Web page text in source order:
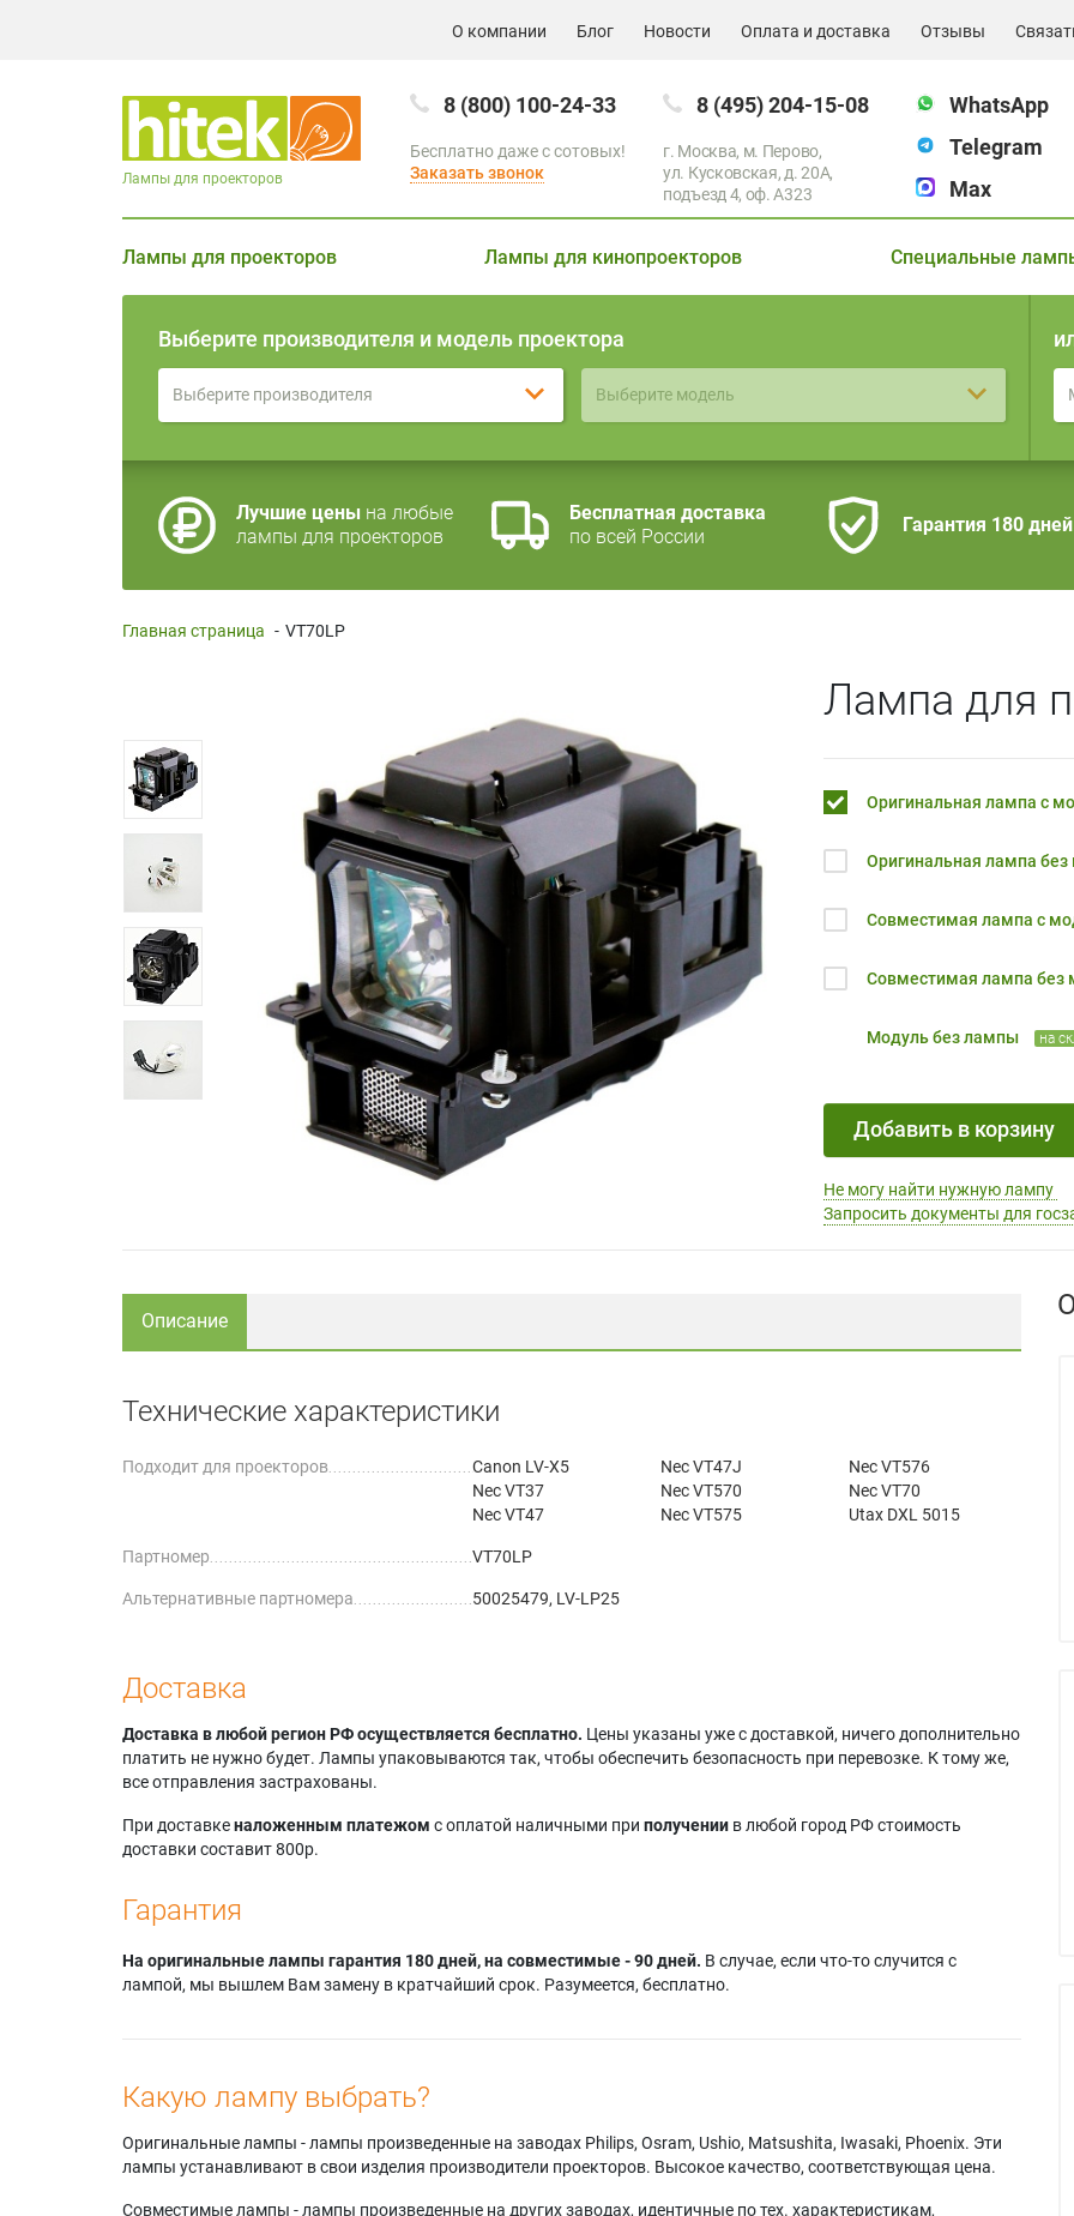
О компании Блог Новости Оплата и доставка Отзывы
8 (800) 100-24-33
Бесплатно даже с сотовых!
Заказать звонок
8 (495) 204-15-08
г. Москва, м. Перово,
ул. Кусковская, д. 20А,
подъезд 4, оф. A323
WhatsApp
Telegram
Max
Лампы для проекторов
Лампы для проекторов Лампы для кинопроекторов Специальные
Выберите производителя и модель проектора
Выберите производителя Выберите модель
Лучшие цены на любые
лампы для проекторов
Бесплатная доставка
по всей России
Гарантия 180 дней
Главная страница - VT70LP
Лампа для
Оригинальная лампа с
Оригинальная лампа без
Совместимая лампа с
Совместимая лампа без
Модуль без лампы на
Добавить в корзину
Не могу найти нужную лампу
Запросить документы для
Описание
Технические характеристики
Подходит для проекторов
Canon LV-X5
Nec VT37
Nec VT47
Nec VT47J
Nec VT570
Nec VT575
Nec VT576
Nec VT70
Utax DXL 5015
Партномер VT70LP
Альтернативные партномера 50025479, LV-LP25
Доставка
Доставка в любой регион РФ осуществляется бесплатно. Цены указаны уже с доставкой, ничего дополнительно
платить не нужно будет. Лампы упаковываются так, чтобы обеспечить безопасность при перевозке. К тому же,
все отправления застрахованы.
При доставкеналоженным платежом с оплатой наличными при получении в любой город РФ стоимость
доставки составит 800р.
Гарантия
На оригинальные лампы гарантия 180 дней, на совместимые - 90 дней. В случае, если что-то случится с
лампой, мы вышлем Вам замену в кратчайший срок. Разумеется, бесплатно.
Какую лампу выбрать?
Оригинальные лампы - лампы произведенные на заводах Philips, Osram, Ushio, Matsushita, Iwasaki, Phoenix. Эти
лампы устанавливают в свои изделия производители проекторов. Высокое качество, соответствующая цена.
Совместимые лампы - лампы произведенные на других заводах, идентичные по тех. характеристикам,